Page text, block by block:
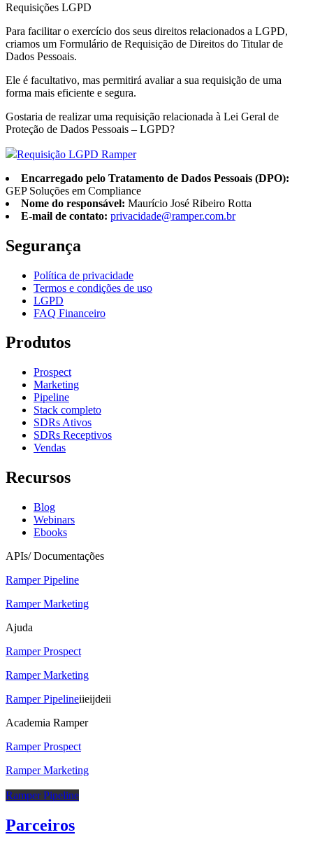
Requisições LGPD
Para facilitar o exercício dos seus direitos relacionados a LGPD,
criamos um Formulário de Requisição de Direitos do Titular de
Dados Pessoais.
Ele é facultativo, mas permitirá avaliar a sua requisição de uma
forma mais eficiente e segura.
Gostaria de realizar uma requisição relacionada à Lei Geral de
Proteção de Dados Pessoais – LGPD?
Requisição LGPD Ramper
Encarregado pelo Tratamento de Dados Pessoais (DPO):
GEP Soluções em Compliance
Nome do responsável: Maurício José Ribeiro Rotta
E-mail de contato: privacidade@ramper.com.br
Segurança
Política de privacidade
Termos e condições de uso
LGPD
FAQ Financeiro
Produtos
Prospect
Marketing
Pipeline
Stack completo
SDRs Ativos
SDRs Receptivos
Vendas
Recursos
Blog
Webinars
Ebooks
APIs/ Documentações
Ramper Pipeline
Ramper Marketing
Ajuda
Ramper Prospect
Ramper Marketing
Ramper Pipelineiieijdeii
Academia Ramper
Ramper Prospect
Ramper Marketing
Ramper Pipeline
Parceiros